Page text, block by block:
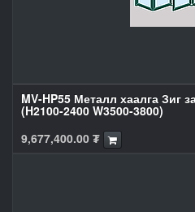
MV-HP55 Металл хаалга Зиг
(H2100-2400 W3500-3800)
9,677,400.00 ₮